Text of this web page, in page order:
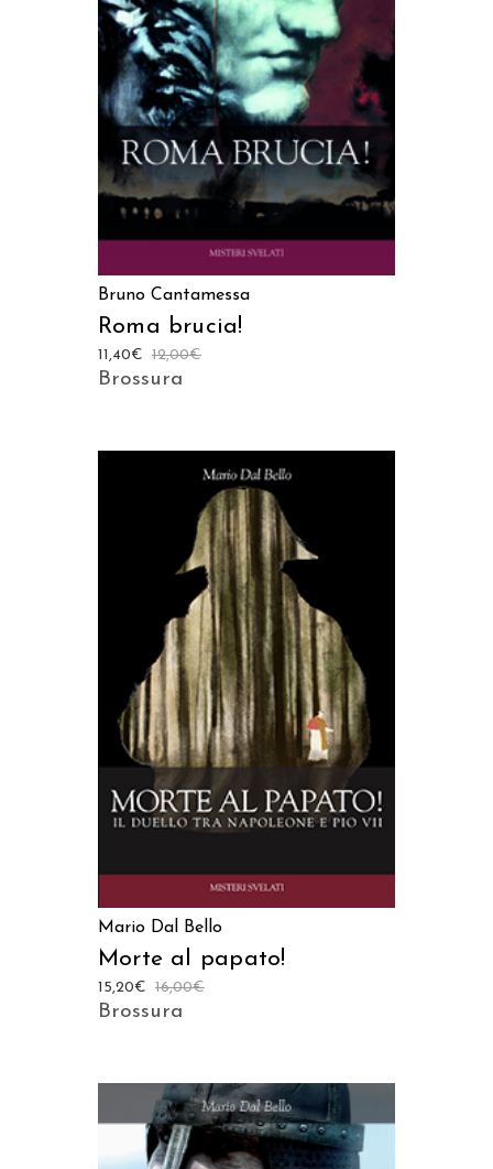
AGGIUNGI AL CARRELLO
Bruno Cantamessa
Roma brucia!
12,00€
11,40€
Brossura
AGGIUNGI AL CARRELLO
Mario Dal Bello
Morte al papato!
16,00€
15,20€
Brossura